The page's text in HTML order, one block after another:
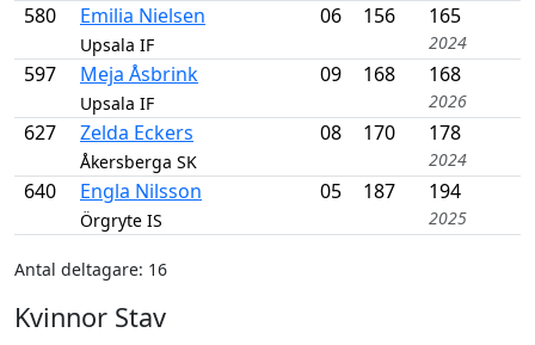
580 Emilia Nielsen
Upsala IF
06 156 165
2024
597 Meja Åsbrink
Upsala IF
09 168 168
2026
627 Zelda Eckers
Åkersberga SK
08 170 178
2024
640 Engla Nilsson
Örgryte IS
05 187 194
2025
Antal deltagare: 16
Kvinnor Stav